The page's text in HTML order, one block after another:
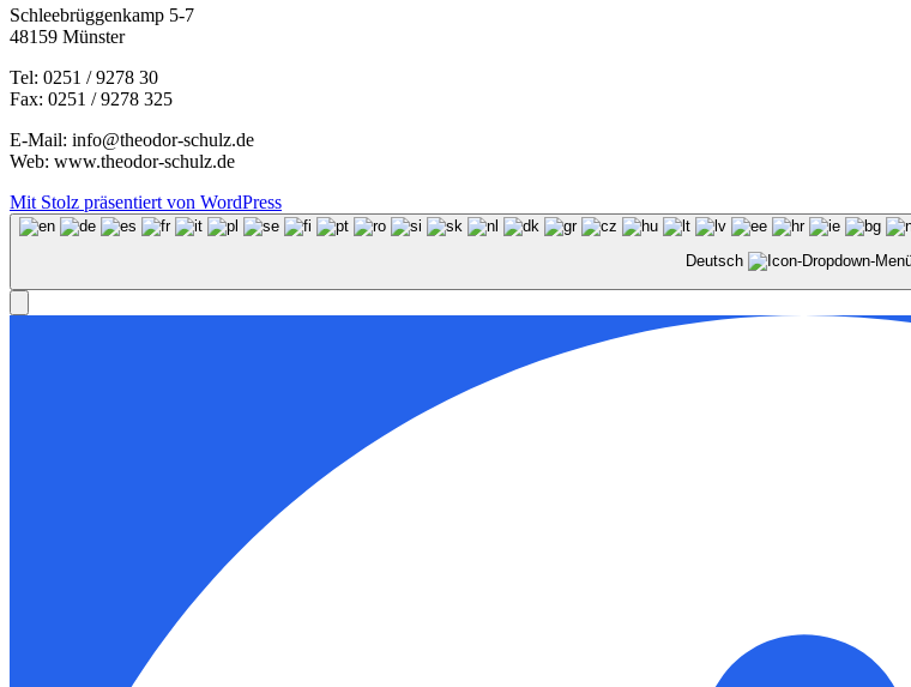
Schleebrüggenkamp 5-7
48159 Münster
Tel: 0251 / 9278 30
Fax: 0251 / 9278 325
E-Mail: info@theodor-schulz.de
Web: www.theodor-schulz.de
Mit Stolz präsentiert von WordPress
Deutsch